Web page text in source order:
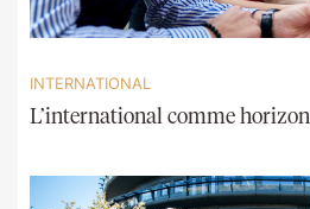
INTERNATIONAL
L’international comme horizon